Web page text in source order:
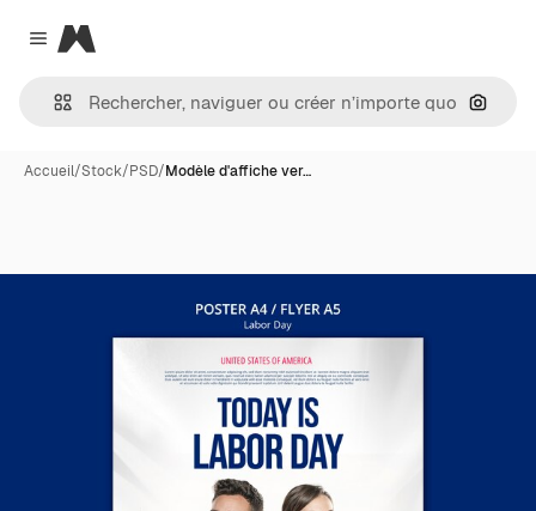
Close menu
Magnific
Accueil/Stock/PSD/Modèle d'affiche ver…